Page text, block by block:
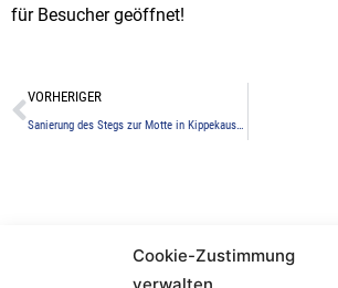
Cookie-Zustimmung
für Besucher geöffnet!
Zurück
VORHERIGER
Sanierung des Stegs zur Motte in Kippekausen
Bürger- und Heimatverein Refrath e.V.